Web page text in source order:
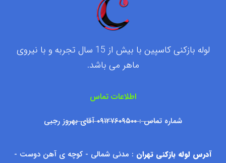
لوله بازکنی کاسپین با بیش از 15 سال تجربه و با نیروی
ماهر می باشد.
اطلاعات تماس
شماره تماس : ۰۹۱۲۷۶۰۹۵۰۰ آقای بهروز رجبی
آدرس لوله بازکنی تهران : مدنی شمالی - کوچه ی آهن دوست -